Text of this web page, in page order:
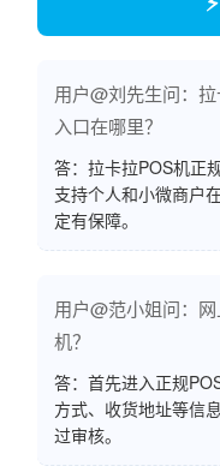
用户@刘先生问：
入口在哪里？
答：拉卡拉POS机正
支持个人和小微商户
定有保障。
用户@范小姐问：
机？
答：首先进入正规
方式、收货地址等信
过审核。